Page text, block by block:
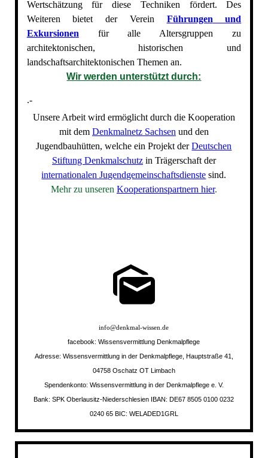
Wertschätzung für diese Techniken fördert. Des
Weiteren bietet der Verein Führungen und
Exkursionen für alle Altersgruppen zu
architektonischen, historischen und
landschaftsarchitektonischen Themen an.
Wir werden unterstützt durch:
.-
Unsere Arbeit wird ermöglicht durch die Kooperation
mit dem Denkmalnetz Sachsen und den
Jugendbauhütten, welche ein Projekt derDeutschen
Stiftung Denkmalschutzin Trägerschaft der
internationalen Jugendgemeinschaftsdienste sind.
Mehr zu unseren Kooperationspartnern hier.
info@denkmal-wissen.de
facebook: Wissensvermittlung Denkmalpflege
Adresse: Wissensvermittlung in der Denkmalpflege, Hauptstraße 41,
04758 Oschatz OT Limbach
Spendenkonto: Wissensvermittlung in der Denkmalpflege e. V.
Bank: SPK Oberlausitz-Niederschlesien IBAN: DE67 8505 0100 0232
0240 65 BIC: WELADED1GRL